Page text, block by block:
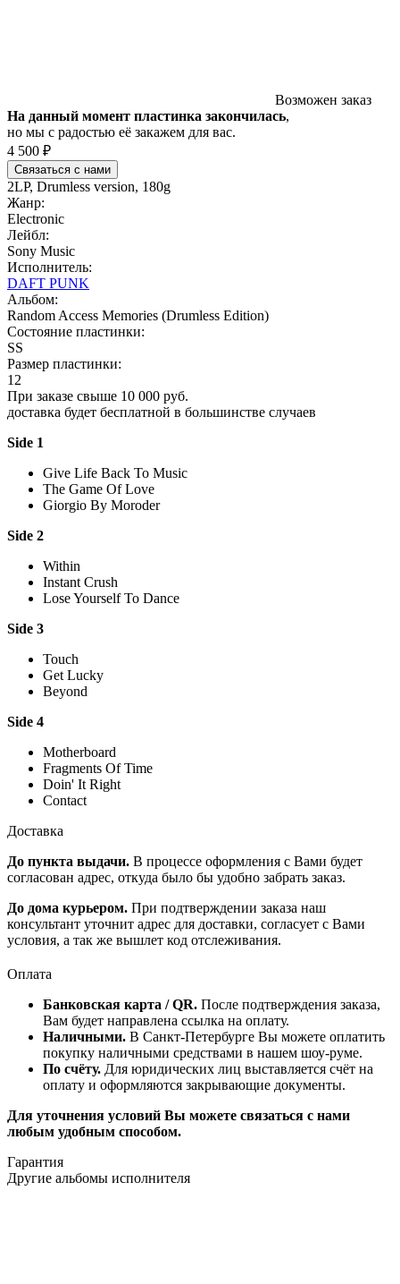
Возможен заказ
На данный момент пластинка закончилась,
но мы с радостью её закажем для вас.
4 500 ₽
Связаться с нами
2LP, Drumless version, 180g
Жанр:
Electronic
Лейбл:
Sony Music
Исполнитель:
DAFT PUNK
Альбом:
Random Access Memories (Drumless Edition)
Состояние пластинки:
SS
Размер пластинки:
12
При заказе свыше 10 000 руб.
доставка будет бесплатной в большинстве случаев
Side 1
Give Life Back To Music
The Game Of Love
Giorgio By Moroder
Side 2
Within
Instant Crush
Lose Yourself To Dance
Side 3
Touch
Get Lucky
Beyond
Side 4
Motherboard
Fragments Of Time
Doin' It Right
Contact
Доставка
До пункта выдачи. В процессе оформления с Вами будет
согласован адрес, откуда было бы удобно забрать заказ.
До дома курьером. При подтверждении заказа наш
консультант уточнит адрес для доставки, согласует с Вами
условия, а так же вышлет код отслеживания.
Оплата
Банковская карта / QR. После подтверждения заказа,
Вам будет направлена ссылка на оплату.
Наличными. В Санкт-Петербурге Вы можете оплатить
покупку наличными средствами в нашем шоу-руме.
По счёту. Для юридических лиц выставляется счёт на
оплату и оформляются закрывающие документы.
Для уточнения условий Вы можете связаться с нами
любым удобным способом.
Гарантия
Другие альбомы исполнителя